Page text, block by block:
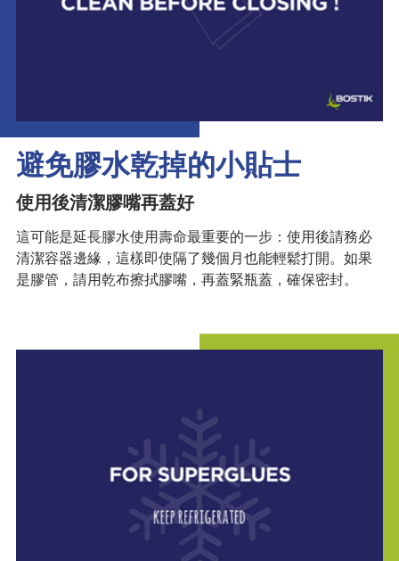
避免膠水乾掉的小貼士
使用後清潔膠嘴再蓋好
這可能是延長膠水使用壽命最重要的一步：使用後請務必
清潔容器邊緣，這樣即使隔了幾個月也能輕鬆打開。如果
是膠管，請用乾布擦拭膠嘴，再蓋緊瓶蓋，確保密封。